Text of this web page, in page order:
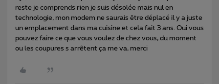
reste je comprends rien je suis désolée mais nul en
technologie, mon modem ne saurais être déplacé il y a juste
un emplacement dans ma cuisine et cela fait 3 ans. Oui vous
pouvez faire ce que vous voulez de chez vous, du moment
ou les coupures s arrêtent ça me va, merci